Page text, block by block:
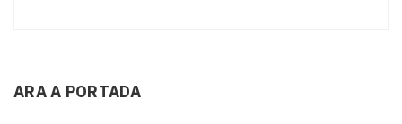
ARA A PORTADA